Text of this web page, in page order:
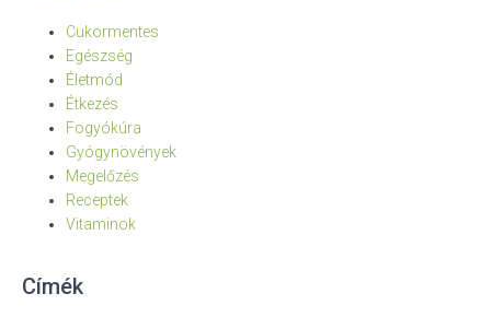
Cukormentes
Egészség
Életmód
Étkezés
Fogyókúra
Gyógynövények
Megelőzés
Receptek
Vitaminok
Címék